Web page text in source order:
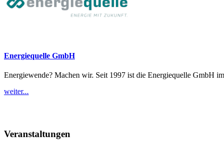
Energiequelle GmbH
Energiewende? Machen wir. Seit 1997 ist die Energiequelle GmbH
weiter...
Veranstaltungen